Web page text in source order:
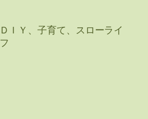
ＤＩＹ、子育て、スローライ
フ